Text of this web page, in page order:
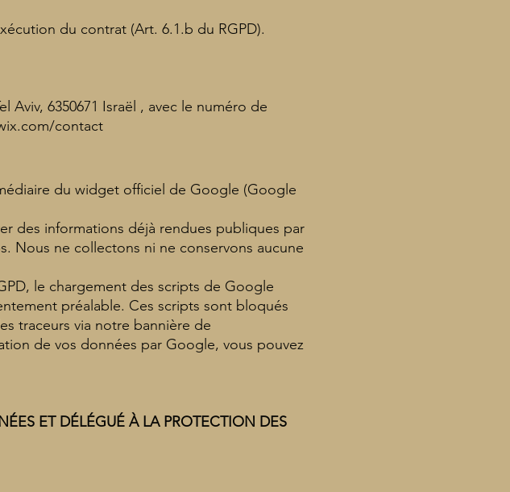
du contrat (Art. 6.1.b du RGPD).
Aviv, 6350671 Israël , avec le numéro de
contact
du widget officiel de Google (Google
des informations déjà rendues publiques par
Nous ne collectons ni ne conservons aucune
le chargement des scripts de Google
préalable. Ces scripts sont bloqués
traceurs via notre bannière de
de vos données par Google, vous pouvez
ET DÉLÉGUÉ À LA PROTECTION DES